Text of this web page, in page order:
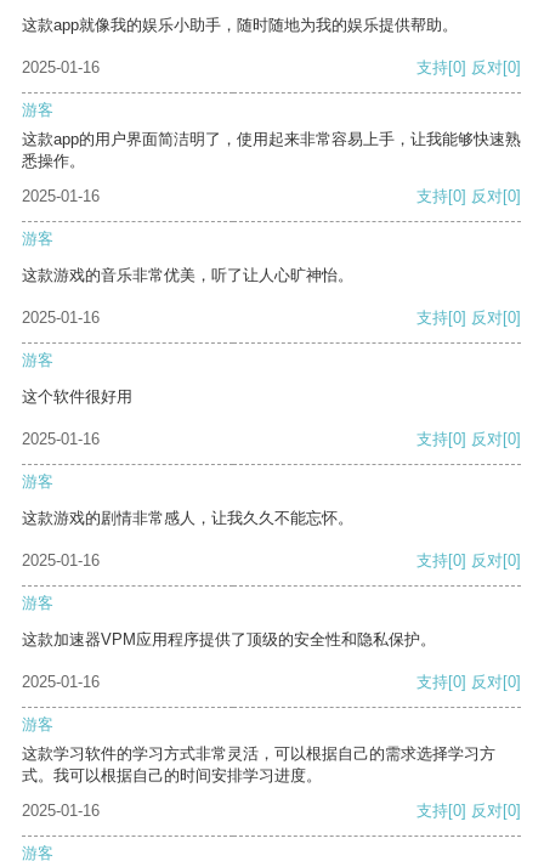
这款app就像我的娱乐小助手，随时随地为我的娱乐提供帮助。
2025-01-16 支持[0] 反对[0]
游客
这款app的用户界面简洁明了，使用起来非常容易上手，让我能够快速熟
悉操作。
2025-01-16
支持[0] 反对[0]
游客
这款游戏的音乐非常优美，听了让人心旷神怡。
2025-01-16 支持[0] 反对[0]
游客
这个软件很好用
2025-01-16 支持[0] 反对[0]
游客
这款游戏的剧情非常感人，让我久久不能忘怀。
2025-01-16 支持[0] 反对[0]
游客
这款加速器VPM应用程序提供了顶级的安全性和隐私保护。
2025-01-16 支持[0] 反对[0]
游客
这款学习软件的学习方式非常灵活，可以根据自己的需求选择学习方
式。我可以根据自己的时间安排学习进度。
2025-01-16
支持[0] 反对[0]
游客